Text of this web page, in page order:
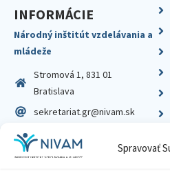
Spravovať
INFORMÁCIE
Národný inštitút vzdelávania a
mládeže
Stromová 1, 831 01
Bratislava
sekretariat.gr@nivam.sk
IČO: 00164348
DIČ: 2020798714